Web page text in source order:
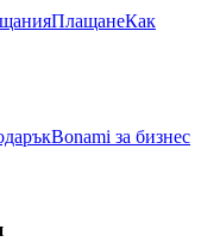
ПлащанеКак
Bonami за бизнес